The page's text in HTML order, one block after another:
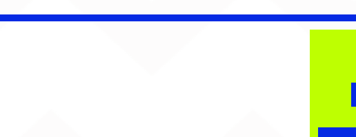
CHAMELEO acerta as